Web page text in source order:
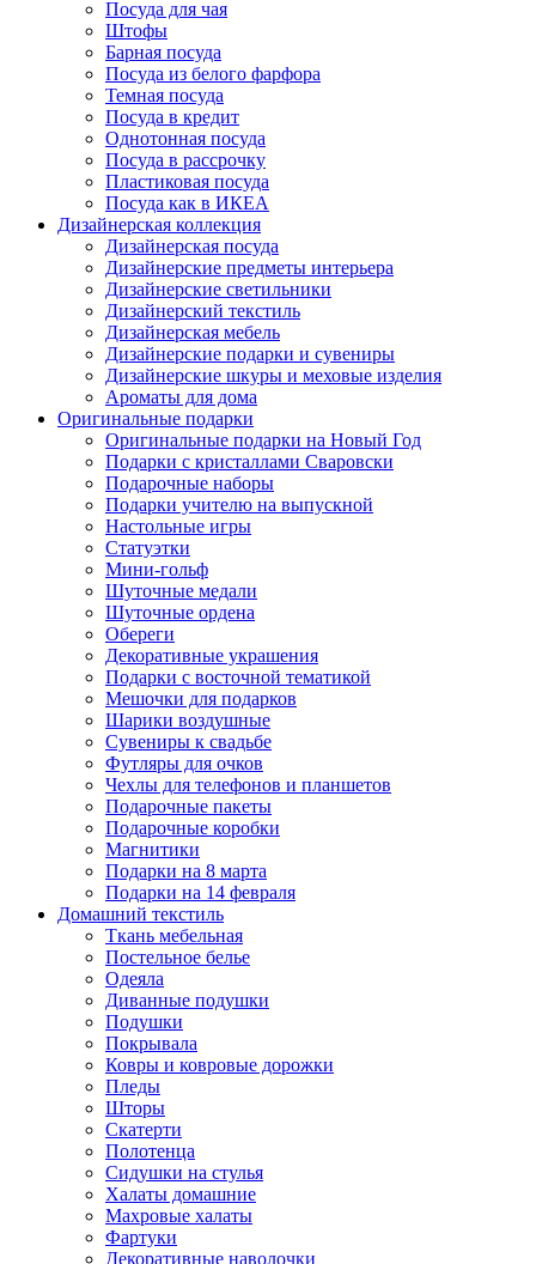
Посуда для чая
Штофы
Барная посуда
Посуда из белого фарфора
Темная посуда
Посуда в кредит
Однотонная посуда
Посуда в рассрочку
Пластиковая посуда
Посуда как в ИКЕА
Дизайнерская коллекция
Дизайнерская посуда
Дизайнерские предметы интерьера
Дизайнерские светильники
Дизайнерский текстиль
Дизайнерская мебель
Дизайнерские подарки и сувениры
Дизайнерские шкуры и меховые изделия
Ароматы для дома
Оригинальные подарки
Оригинальные подарки на Новый Год
Подарки с кристаллами Сваровски
Подарочные наборы
Подарки учителю на выпускной
Настольные игры
Статуэтки
Мини-гольф
Шуточные медали
Шуточные ордена
Обереги
Декоративные украшения
Подарки с восточной тематикой
Мешочки для подарков
Шарики воздушные
Сувениры к свадьбе
Футляры для очков
Чехлы для телефонов и планшетов
Подарочные пакеты
Подарочные коробки
Магнитики
Подарки на 8 марта
Подарки на 14 февраля
Домашний текстиль
Ткань мебельная
Постельное белье
Одеяла
Диванные подушки
Подушки
Покрывала
Ковры и ковровые дорожки
Пледы
Шторы
Скатерти
Полотенца
Сидушки на стулья
Халаты домашние
Махровые халаты
Фартуки
Декоративные наволочки